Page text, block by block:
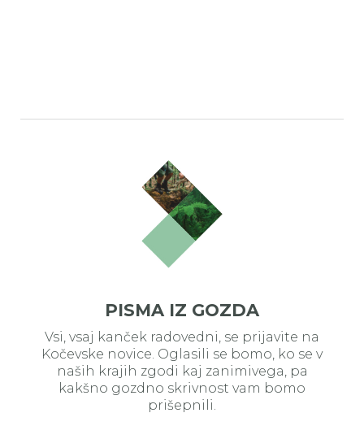
PISMA IZ GOZDA
Vsi, vsaj kanček radovedni, se prijavite na
Kočevske novice. Oglasili se bomo, ko se v
naših krajih zgodi kaj zanimivega, pa
kakšno gozdno skrivnost vam bomo
prišepnili.